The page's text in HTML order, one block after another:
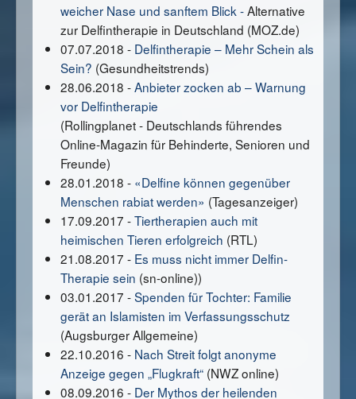
weicher Nase und sanftem Blick -Alternative
zur Delfintherapie in Deutschland (MOZ.de)
07.07.2018 - Delfintherapie – Mehr Schein als
Sein? (Gesundheitstrends)
28.06.2018 -Anbieter zocken ab – Warnung
vor Delfintherapie
(Rollingplanet - Deutschlands führendes
Online-Magazin für Behinderte, Senioren und
Freunde)
28.01.2018 - «Delfine können gegenüber
Menschen rabiat werden» (Tagesanzeiger)
17.09.2017 -Tiertherapien auch mit
heimischen Tieren erfolgreich (RTL)
21.08.2017 - Es muss nicht immer Delfin-
Therapie sein (sn-online))
03.01.2017 -Spenden für Tochter: Familie
gerät an Islamisten im Verfassungsschutz
(Augsburger Allgemeine)
22.10.2016 - Nach Streit folgt anonyme
Anzeige gegen „Flugkraft“ (NWZ online)
08.09.2016 - Der Mythos der heilenden